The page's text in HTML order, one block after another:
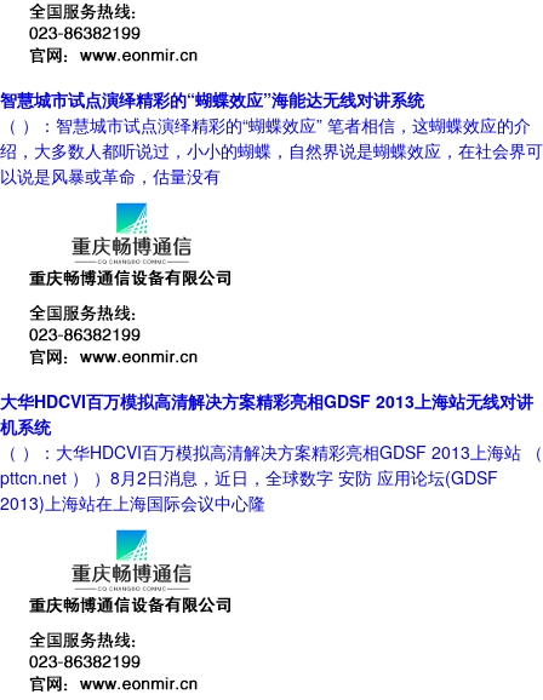
智慧城市试点演绎精彩的“蝴蝶效应”海能达无线对讲系统
（ ）：智慧城市试点演绎精彩的“蝴蝶效应” 笔者相信，这蝴蝶效应的介
绍，大多数人都听说过，小小的蝴蝶，自然界说是蝴蝶效应，在社会界可
以说是风暴或革命，估量没有
大华HDCVI百万模拟高清解决方案精彩亮相GDSF 2013上海站无线对讲
机系统
（ ）：大华HDCVI百万模拟高清解决方案精彩亮相GDSF 2013上海站 （
pttcn.net ） ）8月2日消息，近日，全球数字 安防 应用论坛(GDSF
2013)上海站在上海国际会议中心隆